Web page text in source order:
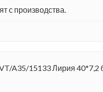
с производства.